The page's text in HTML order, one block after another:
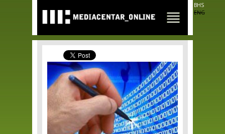
main
content
BHS
ENG